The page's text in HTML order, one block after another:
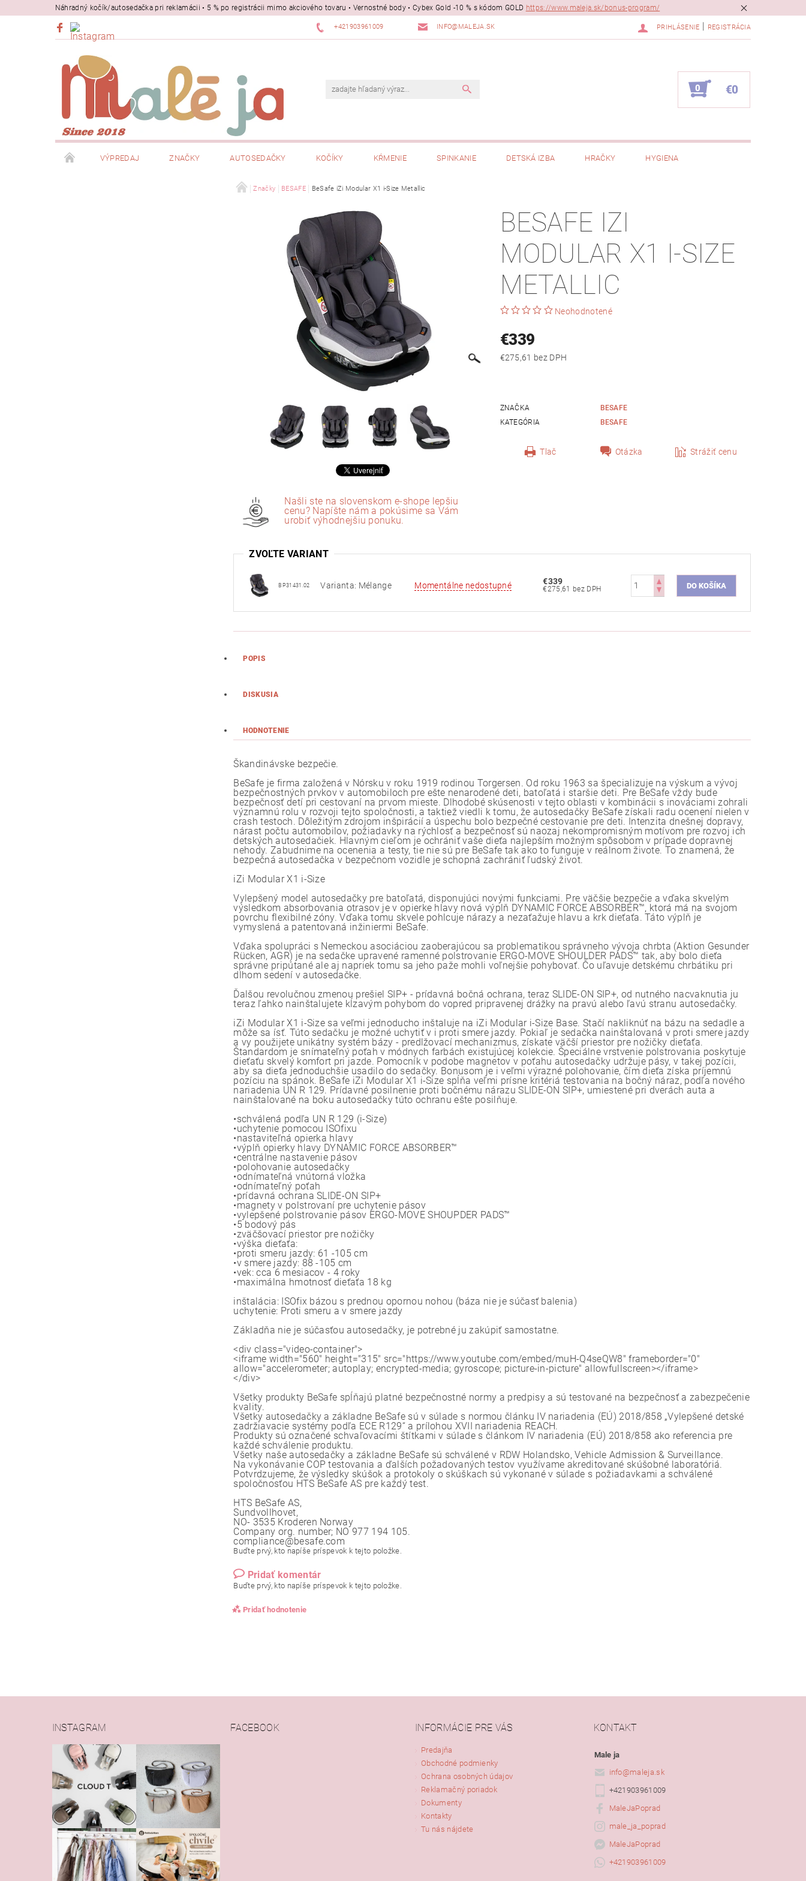
Náhradný kočík/autosedačka pri reklamácii • 5 % po registrácii mimo akciového tovaru • Vernostné body • Cybex Gold -10 % s kódom GOLD https://www.maleja.sk/bonus-program/
+421903961009 INFO@MALEJA.SK PRIHLÁSENIE REGISTRÁCIA
0 €0
VÝPREDAJ ZNAČKY AUTOSEDAČKY KOČÍKY KŔMENIE SPINKANIE DETSKÁ IZBA HRAČKY HYGIENA
Značky BESAFE BeSafe iZi Modular X1 i-Size Metallic
BESAFE IZI
MODULAR X1 I-SIZE
METALLIC
Neohodnotené
€339
€275,61 bez DPH
ZNAČKA
BESAFE
KATEGÓRIA
BESAFE
Tlač Otázka Strážiť cenu
Našli ste na slovenskom e-shope lepšiu
cenu? Napíšte nám a pokúsime sa Vám
urobiť výhodnejšiu ponuku.
ZVOĽTE VARIANT
BP31431.02 Varianta: Mélange Momentálne nedostupné €339
€275,61 bez DPH
POPIS
DISKUSIA
HODNOTENIE
Škandinávske bezpečie.
BeSafe je firma založená v Nórsku v roku 1919 rodinou Torgersen. Od roku 1963 sa špecializuje na výskum a vývoj
bezpečnostných prvkov v automobiloch pre ešte nenarodené deti, batoľatá i staršie deti. Pre BeSafe vždy bude
bezpečnosť detí pri cestovaní na prvom mieste. Dlhodobé skúsenosti v tejto oblasti v kombinácii s inováciami zohrali
významnú rolu v rozvoji tejto spoločnosti, a taktiež viedli k tomu, že autosedačky BeSafe získali radu ocenení nielen v
crash testoch. Dôležitým zdrojom inšpirácií a úspechu bolo bezpečné cestovanie pre deti. Intenzita dnešnej dopravy,
nárast počtu automobilov, požiadavky na rýchlosť a bezpečnosť sú naozaj nekompromisným motívom pre rozvoj ich
detských autosedačiek. Hlavným cieľom je ochrániť vaše dieťa najlepším možným spôsobom v prípade dopravnej
nehody. Zabudnime na ocenenia a testy, tie nie sú pre BeSafe tak ako to funguje v reálnom živote. To znamená, že
bezpečná autosedačka v bezpečnom vozidle je schopná zachrániť ľudský život.
iZi Modular X1 i-Size
Vylepšený model autosedačky pre batoľatá, disponujúci novými funkciami. Pre väčšie bezpečie a vďaka skvelým
výsledkom absorbovania otrasov je v opierke hlavy nová výplň DYNAMIC FORCE ABSORBER™, ktorá má na svojom
povrchu flexibilné zóny. Vďaka tomu skvele pohlcuje nárazy a nezaťažuje hlavu a krk dieťaťa. Táto výplň je
vymyslená a patentovaná inžiniermi BeSafe.
Vďaka spolupráci s Nemeckou asociáciou zaoberajúcou sa problematikou správneho vývoja chrbta (Aktion Gesunder
Rücken, AGR) je na sedačke upravené ramenné polstrovanie ERGO-MOVE SHOULDER PADS™ tak, aby bolo dieťa
správne pripútané ale aj napriek tomu sa jeho paže mohli voľnejšie pohybovať. Čo uľavuje detskému chrbátiku pri
dlhom sedení v autosedačke.
Ďalšou revolučnou zmenou prešiel SIP+ - prídavná bočná ochrana, teraz SLIDE-ON SIP+, od nutného nacvaknutia ju
teraz ľahko nainštalujete kĺzavým pohybom do vopred pripravenej drážky na pravú alebo ľavú stranu autosedačky.
iZi Modular X1 i-Size sa veľmi jednoducho inštaluje na iZi Modular i-Size Base. Stačí nakliknúť na bázu na sedadle a
môže sa ísť. Túto sedačku je možné uchytiť v i proti smere jazdy. Pokiaľ je sedačka nainštalovaná v proti smere jazdy
a vy použijete unikátny systém bázy - predlžovací mechanizmus, získate väčší priestor pre nožičky dieťaťa.
Štandardom je snímateľný poťah v módnych farbách existujúcej kolekcie. Špeciálne vrstvenie polstrovania poskytuje
dieťaťu skvelý komfort pri jazde. Pomocník v podobe magnetov v poťahu autosedačky udržuje pásy, v takej pozícii,
aby sa dieťa jednoduchšie usadilo do sedačky. Bonusom je i veľmi výrazné polohovanie, čím dieťa získa príjemnú
pozíciu na spánok. BeSafe iZi Modular X1 i-Size spĺňa veľmi prísne kritériá testovania na bočný náraz, podľa nového
nariadenia UN R 129. Prídavné posilnenie proti bočnému nárazu SLIDE-ON SIP+, umiestené pri dverách auta a
nainštalované na boku autosedačky túto ochranu ešte posilňuje.
•schválená podľa UN R 129 (i-Size)
•uchytenie pomocou ISOfixu
•nastaviteľná opierka hlavy
•výplň opierky hlavy DYNAMIC FORCE ABSORBER™
•centrálne nastavenie pásov
•polohovanie autosedačky
•odnímateľná vnútorná vložka
•odnímateľný poťah
•prídavná ochrana SLIDE-ON SIP+
•magnety v polstrovaní pre uchytenie pásov
•vylepšené polstrovanie pásov ERGO-MOVE SHOUPDER PADS™
•5 bodový pás
•zväčšovací priestor pre nožičky
•výška dieťaťa:
•proti smeru jazdy: 61 -105 cm
•v smere jazdy: 88 -105 cm
•vek: cca 6 mesiacov - 4 roky
•maximálna hmotnosť dieťaťa 18 kg
inštalácia: ISOfix bázou s prednou opornou nohou (báza nie je súčasť balenia)
uchytenie: Proti smeru a v smere jazdy
Základňa nie je súčasťou autosedačky, je potrebné ju zakúpiť samostatne.
<div class="video-container">
<iframe width="560" height="315" src="https://www.youtube.com/embed/muH-Q4seQW8" frameborder="0"
allow="accelerometer; autoplay; encrypted-media; gyroscope; picture-in-picture" allowfullscreen></iframe>
</div>
Všetky produkty BeSafe spĺňajú platné bezpečnostné normy a predpisy a sú testované na bezpečnosť a zabezpečenie
kvality.
Všetky autosedačky a základne BeSafe sú v súlade s normou článku IV nariadenia (EÚ) 2018/858 „Vylepšené detské
zadržiavacie systémy podľa ECE R129“ a prílohou XVII nariadenia REACH.
Produkty sú označené schvaľovacími štítkami v súlade s článkom IV nariadenia (EÚ) 2018/858 ako referencia pre
každé schválenie produktu.
Všetky naše autosedačky a základne BeSafe sú schválené v RDW Holandsko, Vehicle Admission & Surveillance.
Na vykonávanie COP testovania a ďalších požadovaných testov využívame akreditované skúšobné laboratóriá.
Potvrdzujeme, že výsledky skúšok a protokoly o skúškach sú vykonané v súlade s požiadavkami a schválené
spoločnosťou HTS BeSafe AS pre každý test.
HTS BeSafe AS,
Sundvollhovet,
NO- 3535 Kroderen Norway
Company org. number; NO 977 194 105.
compliance@besafe.com
Buďte prvý, kto napíše príspevok k tejto položke.
Pridať komentár
Buďte prvý, kto napíše príspevok k tejto položke.
Pridať hodnotenie
podmienkami ochrany osobných údajov
INSTAGRAM FACEBOOK INFORMÁCIE PRE VÁS
Predajňa
Obchodné podmienky
Ochrana osobných údajov
Reklamačný poriadok
Dokumenty
Kontakty
Tu nás nájdete
KONTAKT
Male ja
info@maleja.sk
+421903961009
MaleJaPoprad
male_ja_poprad
MaleJaPoprad
+421903961009